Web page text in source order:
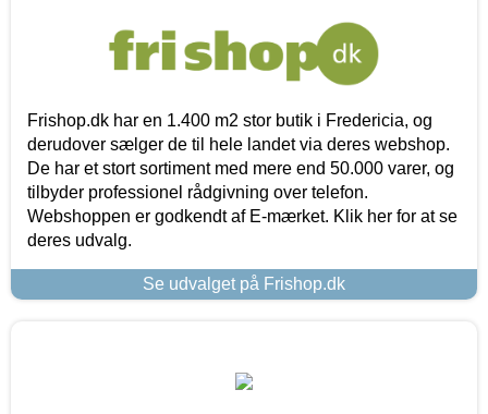
Frishop.dk har en 1.400 m2 stor butik i Fredericia, og
derudover sælger de til hele landet via deres webshop.
De har et stort sortiment med mere end 50.000 varer, og
tilbyder professionel rådgivning over telefon.
Webshoppen er godkendt af E-mærket. Klik her for at se
deres udvalg.
Se udvalget på Frishop.dk